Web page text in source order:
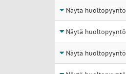
Huolto
Näytä huoltopyyntö
Näytä huoltopyyntö
Näytä huoltopyyntö